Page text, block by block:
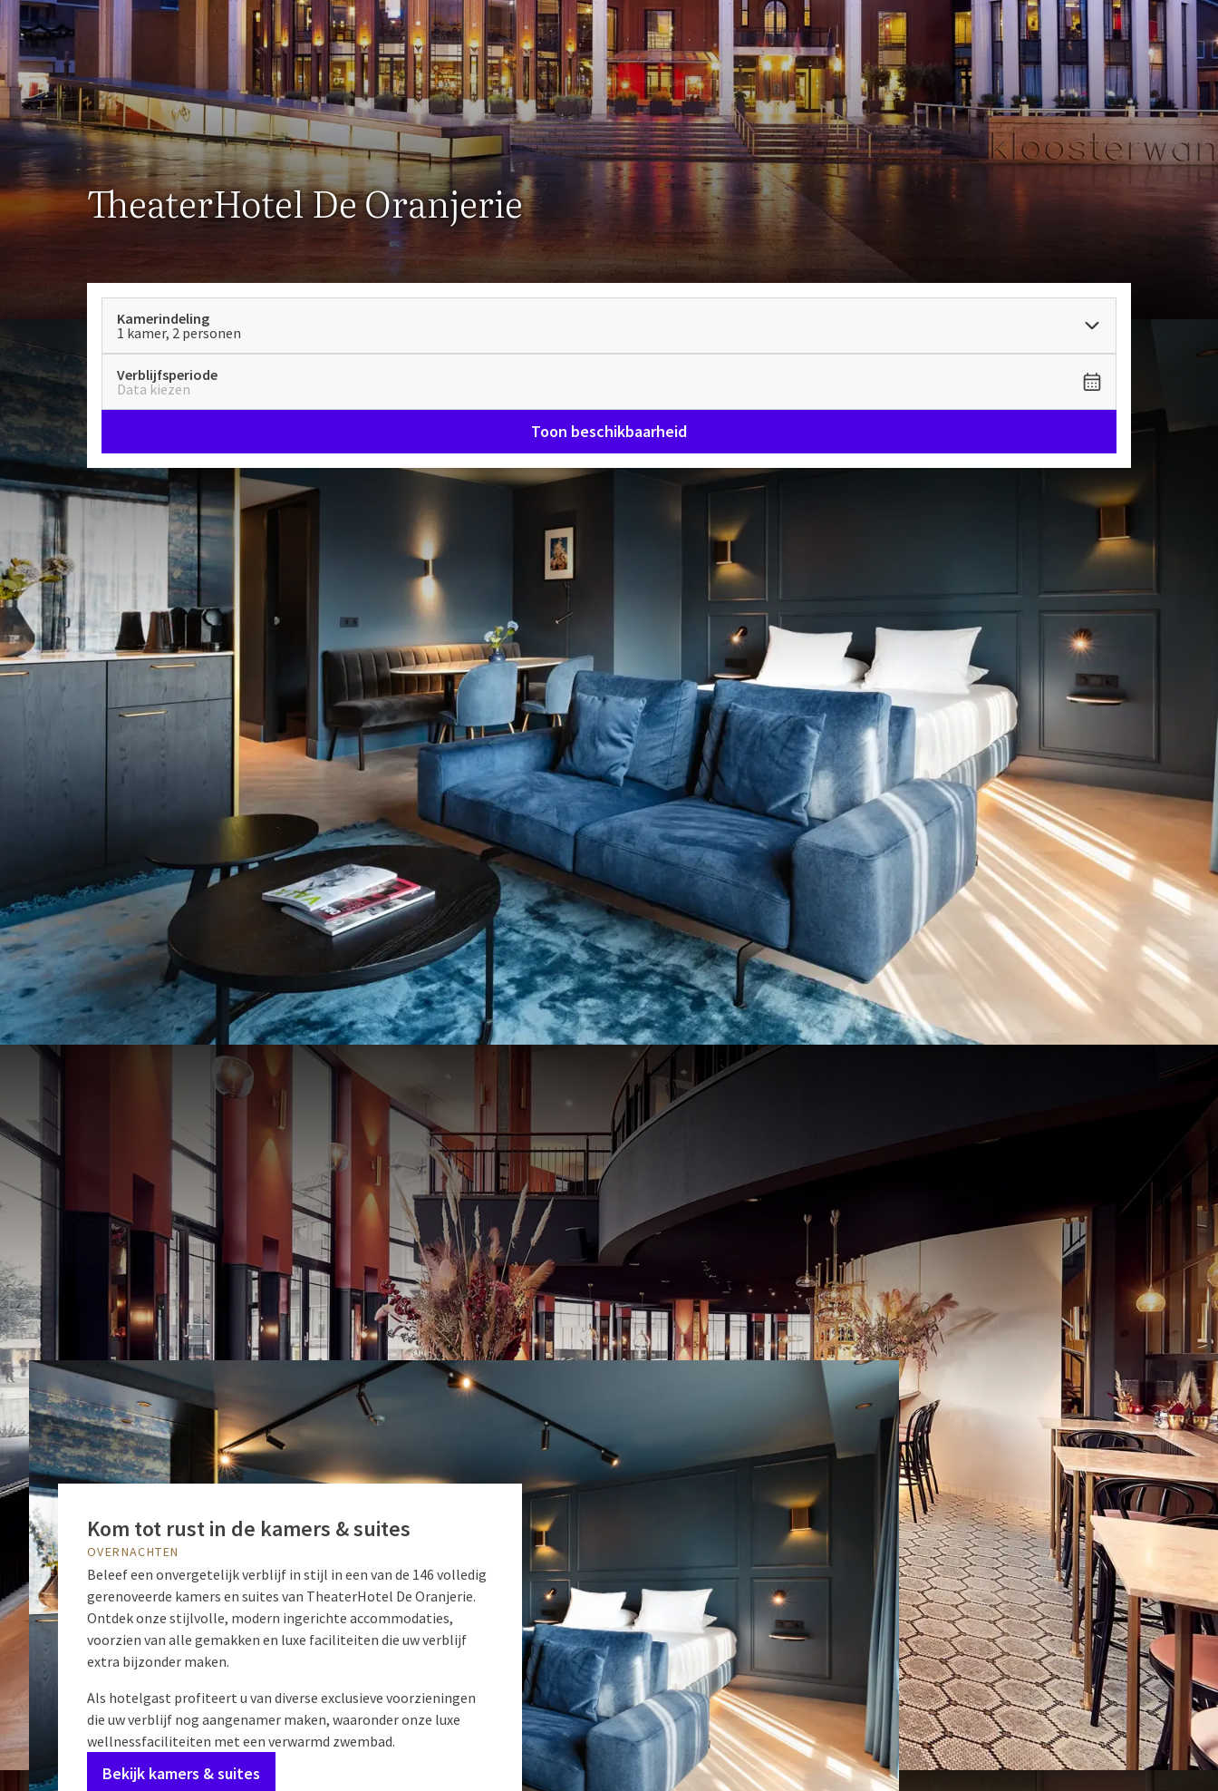
TheaterHotel De Oranjerie
Kamerindeling
1 kamer, 2 personen
Verblijfsperiode
Data kiezen
Toon beschikbaarheid
Welkom bij Van der Valk TheaterHotel De Oranjerie
VERRASSEND VANZELFSPREKEND
TheaterHotel De Oranjerie in Roermond combineert luxe overnachtingen met cultuur en gastronomie
onder één dak. Gelegen in het centrum, op loopafstand van het station en het Designer Outlet, biedt
het hotel comfortabele kamers, een sfeervol restaurant en een eigen theater. Ideaal voor een
ontspannen verblijf, een avond uit of een zakelijke bijeenkomst.
Theater
Geniet van meer dan 100 voorstellingen in ons theater
Restaurants & Bar
Ontspan in een sfeervolle ambiance in onze restaurants
Luxe hotelkamers
146 volledig gerenoveerde hotelkamers
Fitness & zwembad
Heerlijk ontspannen tijdens uw verblijf met onze faciliteiten
8,9Waanzinnig beoordeeld
Uit 473 betrouwbare beoordelingen
Geniet vanluxeencomfort
in een vertrouwde,
gastvrije omgeving. Al generaties lang staan wij
bekend om onze kwaliteit en aandacht voor elke gast.
VERRASSEND VANZELFSPREKEND
Kom tot rust in de kamers & suites
OVERNACHTEN
Beleef een onvergetelijk verblijf in stijl in een van de 146 volledig
gerenoveerde kamers en suites van TheaterHotel De Oranjerie.
Ontdek onze stijlvolle, modern ingerichte accommodaties,
voorzien van alle gemakken en luxe faciliteiten die uw verblijf
extra bijzonder maken.
Als hotelgast profiteert u van diverse exclusieve voorzieningen
die uw verblijf nog aangenamer maken, waaronder onze luxe
wellnessfaciliteiten met een verwarmd zwembad.
Bekijk kamers & suites